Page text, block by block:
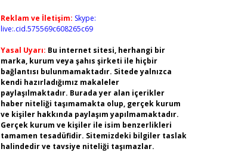
Reklam ve İletişim: Skype:
live:.cid.575569c608265c69
Yasal Uyarı: Bu internet sitesi, herhangi bir
marka, kurum veya şahıs şirketi ile hiçbir
bağlantısı bulunmamaktadır. Sitede yalnızca
kendi hazırladığımız makaleler
paylaşılmaktadır. Burada yer alan içerikler
haber niteliği taşımamakta olup, gerçek kurum
ve kişiler hakkında paylaşım yapılmamaktadır.
Gerçek kurum ve kişiler ile isim benzerlikleri
tamamen tesadüfidir. Sitemizdeki bilgiler taslak
halindedir ve tavsiye niteliği taşımazlar.